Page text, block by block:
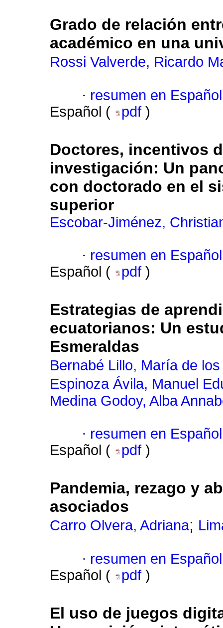
Grado de relación
académico en una
Rossi Valverde, Ricardo
· resumen en Español
Español (
pdf )
Doctores, incentivos
investigación: Un
con doctorado en el
superior
Escobar-Jiménez,
· resumen en Español
Español (
pdf )
Estrategias de
ecuatorianos: Un
Esmeraldas
Bernabé Lillo, María de
Espinoza Ávila, Manuel
Medina Godoy, Alba
· resumen en Español
Español (
pdf )
Pandemia, rezago y
asociados
Carro Olvera, Adriana;
· resumen en Español
Español (
pdf )
El uso de juegos